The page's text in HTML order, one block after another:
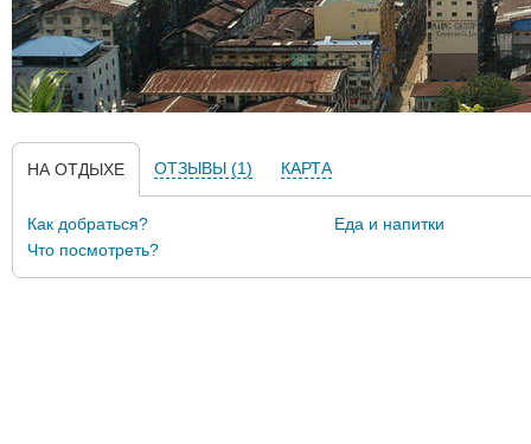
НА ОТДЫХЕ ОТЗЫВЫ (1) КАРТА
Как добраться?
Еда и напитки
Что посмотреть?